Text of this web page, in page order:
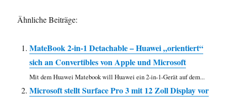
Ähnliche Beiträge:
MateBook 2-in-1 Detachable – Huawei „orientiert“
sich an Convertibles von Apple und Microsoft
Mit dem Huawei Matebook will Huawei ein 2-in-1-Gerät auf dem...
Microsoft stellt Surface Pro 3 mit 12 Zoll Display vor